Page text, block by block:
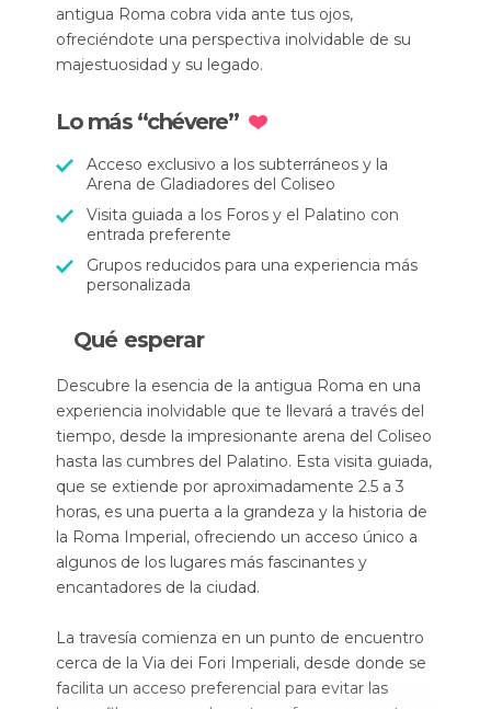
antigua Roma cobra vida ante tus ojos,
ofreciéndote una perspectiva inolvidable de su
majestuosidad y su legado.
Lo más “chévere”
Acceso exclusivo a los subterráneos y la
Arena de Gladiadores del Coliseo
Visita guiada a los Foros y el Palatino con
entrada preferente
Grupos reducidos para una experiencia más
personalizada
Qué esperar
Descubre la esencia de la antigua Roma en una
experiencia inolvidable que te llevará a través del
tiempo, desde la impresionante arena del Coliseo
hasta las cumbres del Palatino. Esta visita guiada,
que se extiende por aproximadamente 2.5 a 3
horas, es una puerta a la grandeza y la historia de
la Roma Imperial, ofreciendo un acceso único a
algunos de los lugares más fascinantes y
encantadores de la ciudad.
La travesía comienza en un punto de encuentro
cerca de la Via dei Fori Imperiali, desde donde se
facilita un acceso preferencial para evitar las